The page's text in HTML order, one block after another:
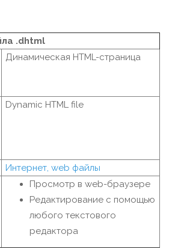
.dhtml
Динамическая HTML-страница
Dynamic HTML file
Интернет, web файлы
Просмотр в web-браузере
Редактирование с помощью
любого текстового
редактора